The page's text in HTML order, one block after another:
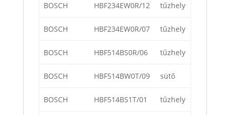
BOSCH HBF234EW0R/12 tűzhely
BOSCH HBF234EW0R/07 tűzhely
BOSCH HBF514BS0R/06 tűzhely
BOSCH HBF514BW0T/09 sütő
BOSCH HBF514BS1T/01 tűzhely